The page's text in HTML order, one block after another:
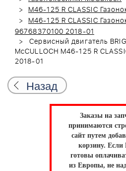
M46-125 R CLASSIC
M46-125 R CLASSIC
96768370100 2018-01
Сервисный двигатель
McCULLOCH M46-125 R
2018-01
Назад
Заказы на
принимаются
сайт путем
корзину. Если
готовы
из Европы, не